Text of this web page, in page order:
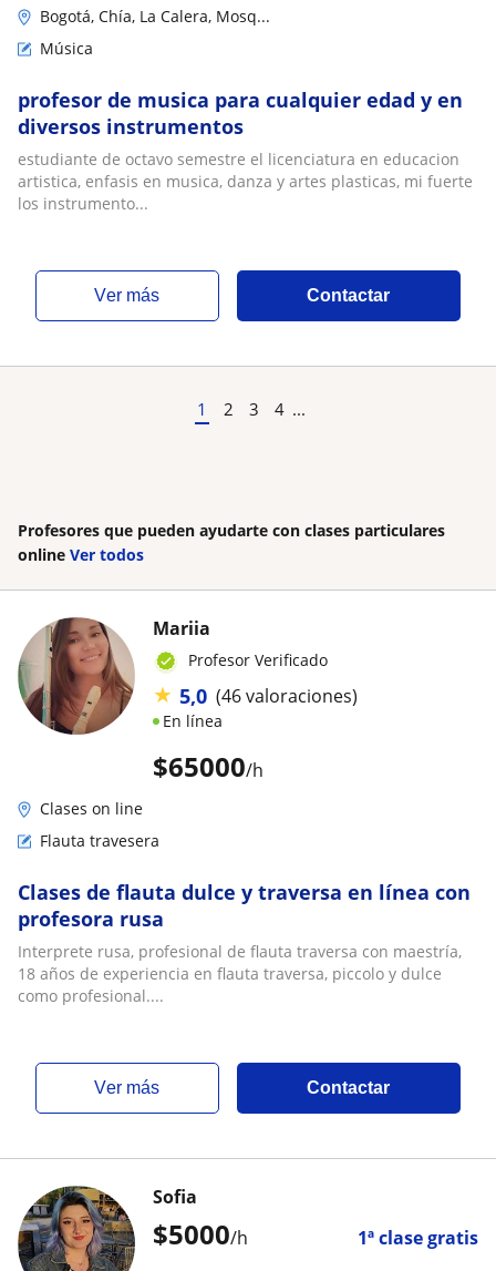
Bogotá, Chía, La Calera, Mosq...
Música
profesor de musica para cualquier edad y en
diversos instrumentos
estudiante de octavo semestre el licenciatura en educacion
artistica, enfasis en musica, danza y artes plasticas, mi fuerte
los instrumento...
ver más Contactar
1 2 3 4 ...
Profesores que pueden ayudarte con clases particulares
online Ver todos
$65000/h
Mariia
Profesor Verificado
★ 5,0 (46 valoraciones)
En línea
Clases on line
Flauta travesera
Clases de flauta dulce y traversa en línea con
profesora rusa
Interprete rusa, profesional de flauta traversa con maestría,
18 años de experiencia en flauta traversa, piccolo y dulce
como profesional....
ver más Contactar
$5000/h 1ª clase gratis
Sofia